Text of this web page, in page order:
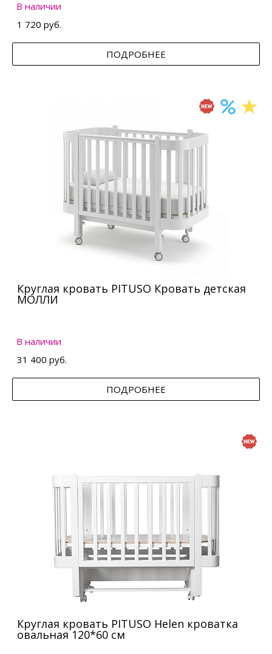
В наличии
1 720 руб.
ПОДРОБНЕЕ
Круглая кровать PITUSO Кровать детская
МОЛЛИ
В наличии
31 400 руб.
ПОДРОБНЕЕ
Круглая кровать PITUSO Helen кроватка
овальная 120*60 см